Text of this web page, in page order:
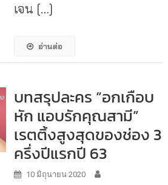
เจน […]
อ่านต่อ
บทสรุปละคร “อกเกือบ
หัก แอบรักคุณสามี”
เรตติ้งสูงสุดของช่อง 3
ครึ่งปีแรกปี 63
10 มิถุนายน 2020